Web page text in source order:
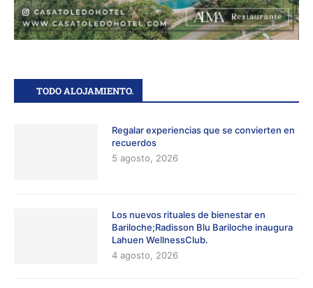
TODO ALOJAMIENTO.
Regalar experiencias que se convierten en
recuerdos
5 agosto, 2026
Los nuevos rituales de bienestar en
Bariloche;Radisson Blu Bariloche inaugura
Lahuen WellnessClub.
4 agosto, 2026